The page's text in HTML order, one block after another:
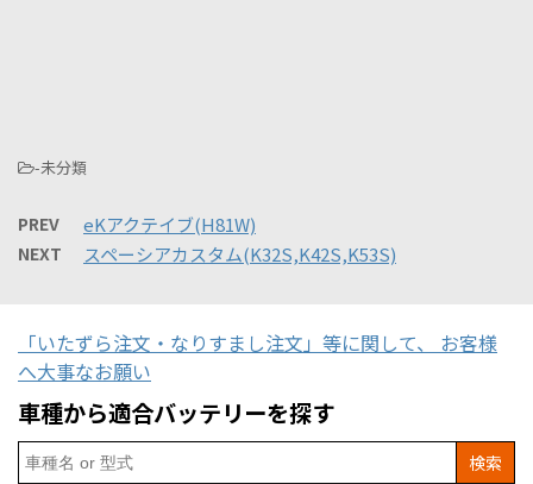
-未分類
PREV eKアクテイブ(H81W)
NEXT スペーシアカスタム(K32S,K42S,K53S)
「いたずら注文・なりすまし注文」等に関して、 お客様
へ大事なお願い
車種から適合バッテリーを探す
Search
for: